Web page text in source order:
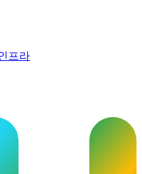
프라